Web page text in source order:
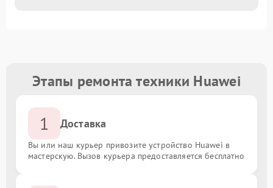
Этапы ремонта техники Huawei
1 Доставка
Вы или наш курьер привозите устройство Huawei в
мастерскую. Вызов курьера предоставляется бесплатно